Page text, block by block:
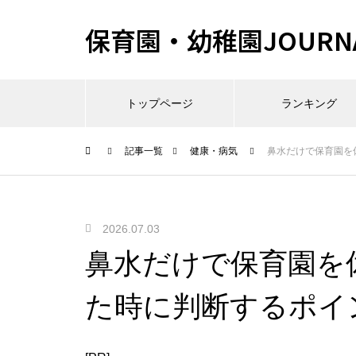
保育園・幼稚園
トップページ ランキング
記事一覧 健康・病気 鼻水だけで保育園を
2026.07.03
鼻水だけで保育園
た時に判断するポイ